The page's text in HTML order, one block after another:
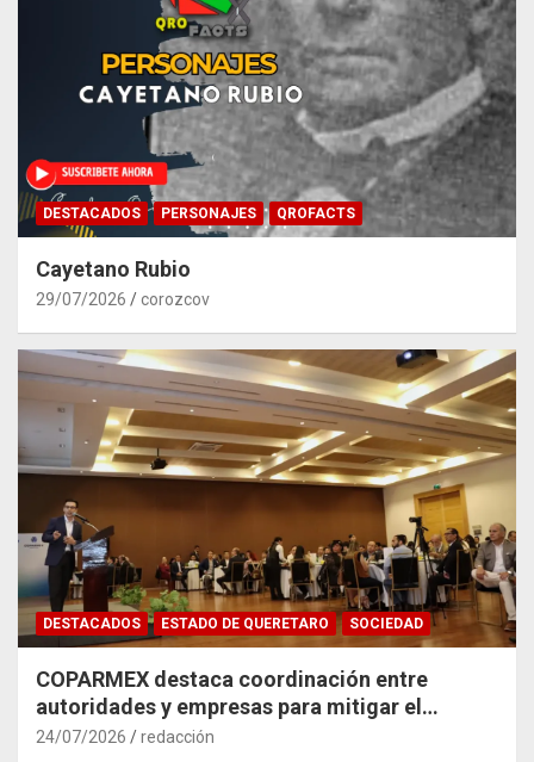
DESTACADOS PERSONAJES QROFACTS
Cayetano Rubio
29/07/2026 corozcov
DESTACADOS ESTADO DE QUERETARO SOCIEDAD
COPARMEX destaca coordinación entre
autoridades y empresas para mitigar el
impacto del Tren México–Querétaro
24/07/2026 redacción